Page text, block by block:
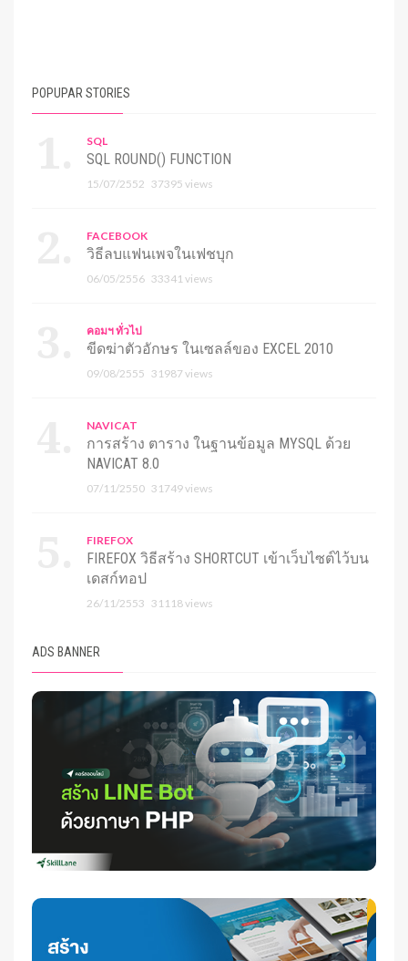
POPUPAR STORIES
SQL
SQL ROUND() FUNCTION
15/07/2552 37395 views
FACEBOOK
วิธีลบแฟนเพจในเฟชบุก
06/05/2556 33341 views
คอมฯ ทั่วไป
ขีดฆ่าตัวอักษร ในเซลล์ของ EXCEL 2010
09/08/2555 31987 views
NAVICAT
การสร้าง ตาราง ในฐานข้อมูล MYSQL ด้วย
NAVICAT 8.0
07/11/2550 31749 views
FIREFOX
FIREFOX วิธีสร้าง SHORTCUT เข้าเว็บไซต์ไว้บน
เดสก์ทอป
26/11/2553 31118 views
ADS BANNER